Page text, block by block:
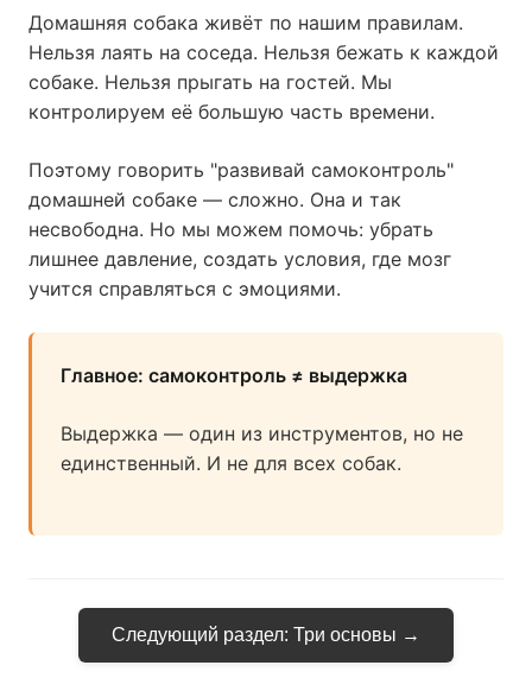
Домашняя собака живёт по нашим правилам.
Нельзя лаять на соседа. Нельзя бежать к каждой
собаке. Нельзя прыгать на гостей. Мы
контролируем её большую часть времени.
Поэтому говорить "развивай самоконтроль"
домашней собаке — сложно. Она и так
несвободна. Но мы можем помочь: убрать
лишнее давление, создать условия, где мозг
учится справляться с эмоциями.
Главное: самоконтроль ≠ выдержка
Выдержка — один из инструментов, но не
единственный. И не для всех собак.
Следующий раздел: Три основы →